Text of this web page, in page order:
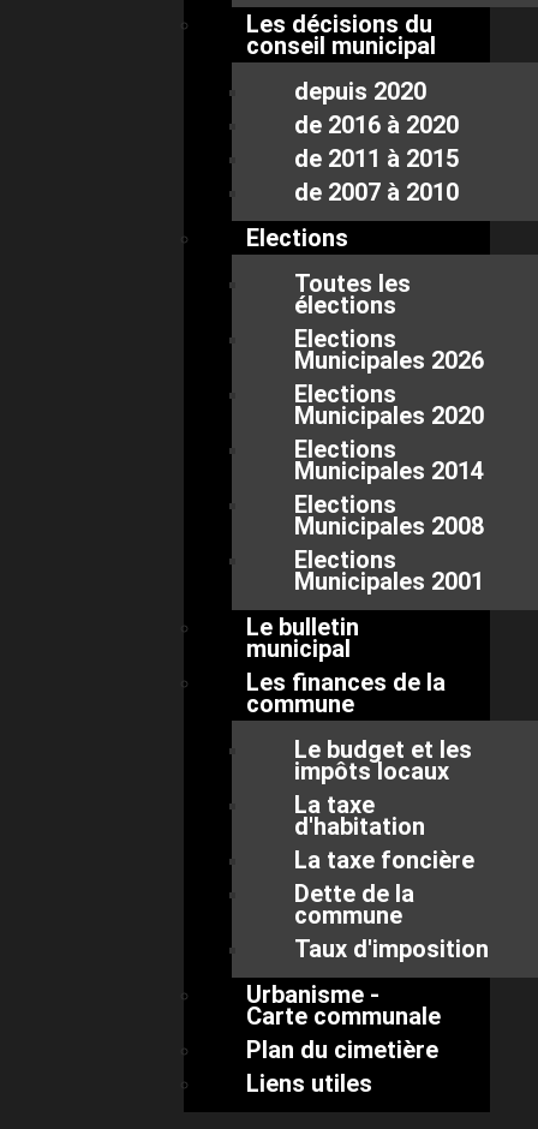
Les décisions du
conseil municipal
depuis 2020
de 2016 à 2020
de 2011 à 2015
de 2007 à 2010
Elections
Toutes les
élections
Elections
Municipales 2026
Elections
Municipales 2020
Elections
Municipales 2014
Elections
Municipales 2008
Elections
Municipales 2001
Le bulletin
municipal
Les finances de la
commune
Le budget et les
impôts locaux
La taxe
d'habitation
La taxe foncière
Dette de la
commune
Taux d'imposition
Urbanisme -
Carte communale
Plan du cimetière
Liens utiles